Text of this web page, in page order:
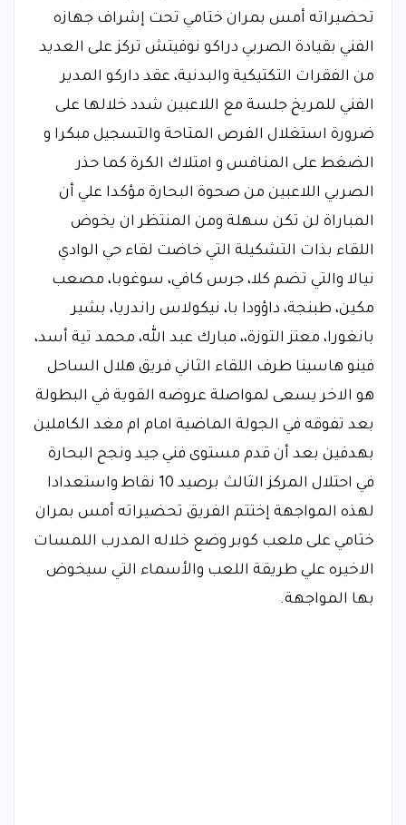
تحضيراته أمس بمران ختامي تحت إشراف جهازه
الفني بقيادة الصربي دراكو نوفيتش تركز على العديد
من الفقرات التكتيكية والبدنية، عقد داركو المدير
الفني للمريخ جلسة مع اللاعبين شدد خلالها على
ضرورة استغلال الفرص المتاحة والتسجيل مبكرا و
الضغط على المنافس و امتلاك الكرة كما حذر
الصربي اللاعبين من صحوة البحارة مؤكدا علي أن
المباراة لن تكن سهلة ومن المنتظر ان يخوض
اللقاء بذات التشكيلة التي خاضت لقاء حي الوادي
نيالا والتي تضم كلا، جرس كافي، سوغوبا، مصعب
مكين، طبنجة، داؤودا با، نيكولاس راندريا، بشير
بانغورا، معتز التوزة،، مبارك عبد الله، محمد تية أسد،
فينو هاسينا طرف اللقاء الثاني فريق هلال الساحل
هو الاخر يسعى لمواصلة عروضه القوية في البطولة
بعد تفوقه في الجولة الماضية امام ام مغد الكاملين
بهدفين بعد أن قدم مستوى فني جيد ونجح البحارة
في احتلال المركز الثالث برصيد 10 نقاط واستعدادا
لهذه المواجهة إختتم الفريق تحضيراته أمس بمران
ختامي على ملعب كوبر وضع خلاله المدرب اللمسات
الاخيره علي طريقة اللعب والأسماء التي سيخوض
بها المواجهة.